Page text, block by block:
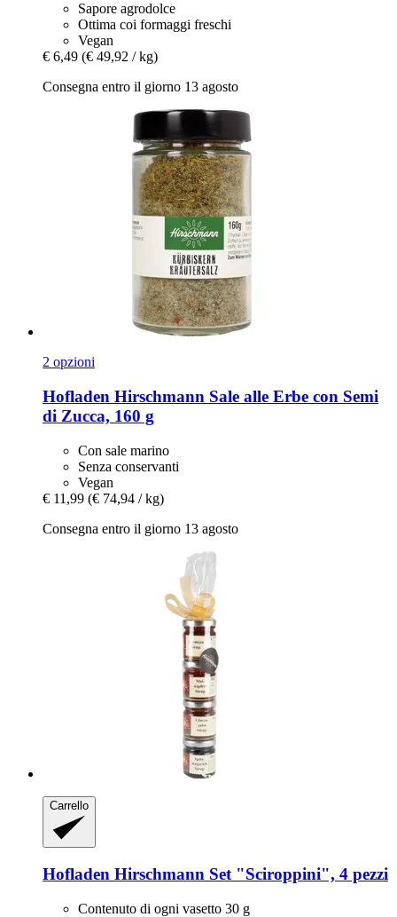
Sapore agrodolce
Ottima coi formaggi freschi
Vegan
€ 6,49 (€ 49,92 / kg)
Consegna entro il giorno 13 agosto
2 opzioni
Hofladen Hirschmann Sale alle Erbe con Semi
di Zucca, 160 g
Con sale marino
Senza conservanti
Vegan
€ 11,99 (€ 74,94 / kg)
Consegna entro il giorno 13 agosto
Carrello
Hofladen Hirschmann Set "Sciroppini", 4 pezzi
Contenuto di ogni vasetto 30 g